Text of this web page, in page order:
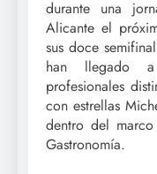
durante una
Alicante el
sus doce
han llegado
profesionales
con estrellas
dentro del
Gastronomía.